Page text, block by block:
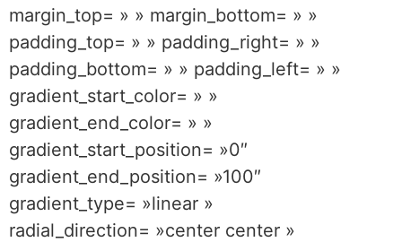
margin_top= » » margin_bottom= » »
padding_top= » » padding_right= » »
padding_bottom= » » padding_left= » »
gradient_start_color= » »
gradient_end_color= » »
gradient_start_position= »0″
gradient_end_position= »100″
gradient_type= »linear »
radial_direction= »center center »